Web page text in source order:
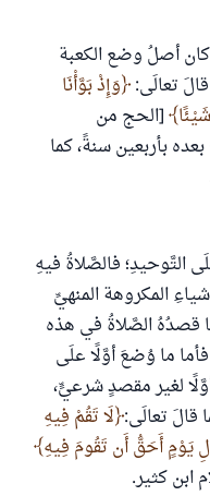
أصلُ وضع الكعبة
تعالَى: وَإِذْ بَوَّأْنَا
[الحج من
بعده بأربعين سنةً، كما
التَّوحيدِ؛ فالصَّلاةُ فيهِ
المكروهة المنهيِّ
قصدُهُ الصَّلاةُ في هذه
ما وُضعَ أوَّلًا علَى
لغير مقصدٍ شرعيٍّ،
قالَ تعالَى: لَا تَقُمْ فِيهِ
يَوْمٍ أَحَقُّ أَن تَقُومَ فِيهِ